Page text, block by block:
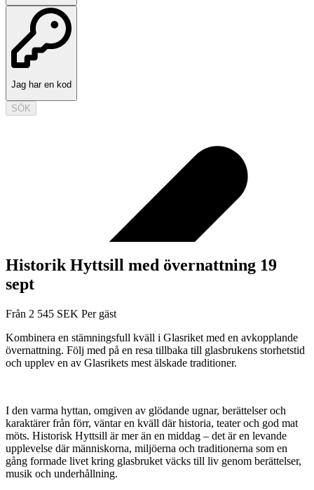
Jag har en kod
SÖK
Historik Hyttsill med övernattning 19
sept
Från 2 545 SEK Per gäst
Kombinera en stämningsfull kväll i Glasriket med en avkopplande
övernattning. Följ med på en resa tillbaka till glasbrukens storhetstid
och upplev en av Glasrikets mest älskade traditioner.
I den varma hyttan, omgiven av glödande ugnar, berättelser och
karaktärer från förr, väntar en kväll där historia, teater och god mat
möts. Historisk Hyttsill är mer än en middag – det är en levande
upplevelse där människorna, miljöerna och traditionerna som en
gång formade livet kring glasbruket väcks till liv genom berättelser,
musik och underhållning.